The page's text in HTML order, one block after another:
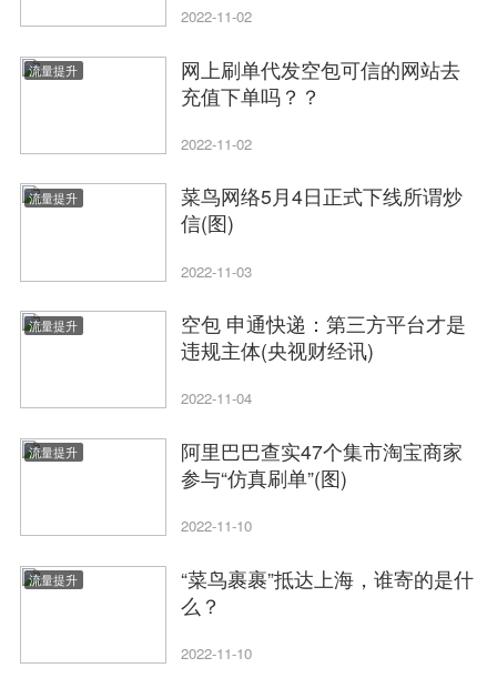
2022-11-02
流量提升
网上刷单代发空包可信的网站去
充值下单吗？？
2022-11-02
流量提升
菜鸟网络5月4日正式下线所谓炒
信(图)
2022-11-03
流量提升
空包 申通快递：第三方平台才是
违规主体(央视财经讯)
2022-11-04
流量提升
阿里巴巴查实47个集市淘宝商家
参与“仿真刷单”(图)
2022-11-10
流量提升
“菜鸟裹裹”抵达上海，谁寄的是什
么？
2022-11-10